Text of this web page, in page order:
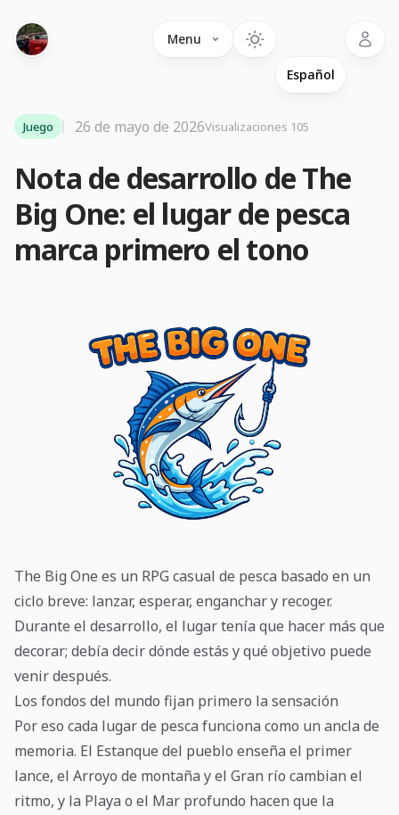
Menu
Nota de desarrollo de The
Big One: el lugar de pesca
marca primero el tono
Juego 26 de mayo de 2026Visualizaciones 105
The Big One es un RPG casual de pesca basado en un
ciclo breve: lanzar, esperar, enganchar y recoger.
Durante el desarrollo, el lugar tenía que hacer más que
decorar; debía decir dónde estás y qué objetivo puede
venir después.
Los fondos del mundo fijan primero la sensación
Por eso cada lugar de pesca funciona como un ancla de
memoria. El Estanque del pueblo enseña el primer
lance, el Arroyo de montaña y el Gran río cambian el
ritmo, y la Playa o el Mar profundo hacen que la